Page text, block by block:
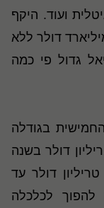
ועוד. היקף
בין המדינות חצה את רף 5 מיליארד דולר ללא
גדול פי כמה
בגודלה
הגיעה השנה להיקף של 2.5 טריליון דולר בשנה
והיא תכפיל את עצמה להיקף של 5 טריליון דולר עד
להפוך לכלכלה